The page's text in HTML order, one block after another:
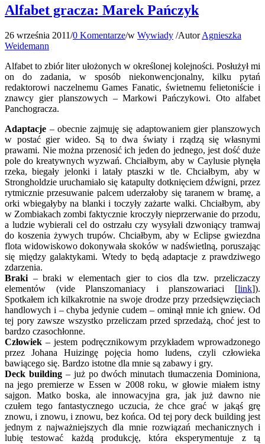
Alfabet gracza: Marek Pańczyk
26 września 2011/0 Komentarze/w Wywiady /AutorAgnieszka
Weidemann
Alfabet to zbiór liter ułożonych w określonej kolejności. Posłużył mi
on do zadania, w sposób niekonwencjonalny, kilku pytań
redaktorowi naczelnemu Games Fanatic, świetnemu felietoniście i
znawcy gier planszowych – Markowi Pańczykowi. Oto alfabet
Panchogracza.
Adaptacje – obecnie zajmuję się adaptowaniem gier planszowych
w postać gier wideo. Są to dwa światy i rządzą się własnymi
prawami. Nie można przenosić ich jeden do jednego, jest dość duże
pole do kreatywnych wyzwań. Chciałbym, aby w Caylusie płynęła
rzeka, biegały jelonki i latały ptaszki w tle. Chciałbym, aby w
Strongholdzie uruchamiało się katapulty dotknięciem dźwigni, przez
rytmicznie przesuwanie palcem uderzałoby się taranem w bramę, a
orki wbiegałyby na blanki i toczyły zażarte walki. Chciałbym, aby
w Zombiakach zombi faktycznie kroczyły nieprzerwanie do przodu,
a ludzie wybierali cel do ostrzału czy wysyłali dzwoniący tramwaj
do koszenia żywych trupów. Chciałbym, aby w Eclipse gwiezdna
flota widowiskowo dokonywała skoków w nadświetlną, poruszając
się między galaktykami. Wtedy to będą adaptacje z prawdziwego
zdarzenia.
Braki – braki w elementach gier to cios dla tzw. przeliczaczy
elementów (vide Planszomaniacy i planszowariaci [link]).
Spotkałem ich kilkakrotnie na swoje drodze przy przedsięwzięciach
handlowych i – chyba jedynie cudem – ominął mnie ich gniew. Od
tej pory zawsze wszystko przeliczam przed sprzedażą, choć jest to
bardzo czasochłonne.
Człowiek – jestem podręcznikowym przykładem wprowadzonego
przez Johana Huizingę pojęcia homo ludens, czyli człowieka
bawiącego się. Bardzo istotne dla mnie są zabawy i gry.
Deck building– już po dwóch minutach tłumaczenia Dominiona,
na jego premierze w Essen w 2008 roku, w głowie miałem istny
sajgon. Matko boska, ale innowacyjna gra, jak już dawno nie
czułem tego fantastycznego uczucia, że chce grać w jakąś grę
znowu, i znowu, i znowu, bez końca. Od tej pory deck building jest
jednym z najważniejszych dla mnie rozwiązań mechanicznych i
lubię testować każdą produkcję, która eksperymentuje z tą